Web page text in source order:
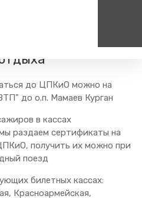
Туризм
Самостоятельные
служб
до ЦПКиО можно на
до о.п. Мамаев Курган
в кассах
раздаем сертификаты на
получить их можно при
поезд
билетных кассах:
Красноармейская,